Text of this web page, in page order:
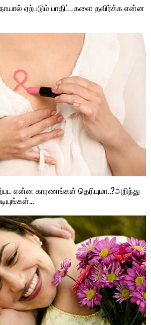
நோயால் ஏற்படும் பாதிப்புகளை தவிர்க்க என்ன
என்ன காரணங்கள் தெரியுமா..?அறிந்து